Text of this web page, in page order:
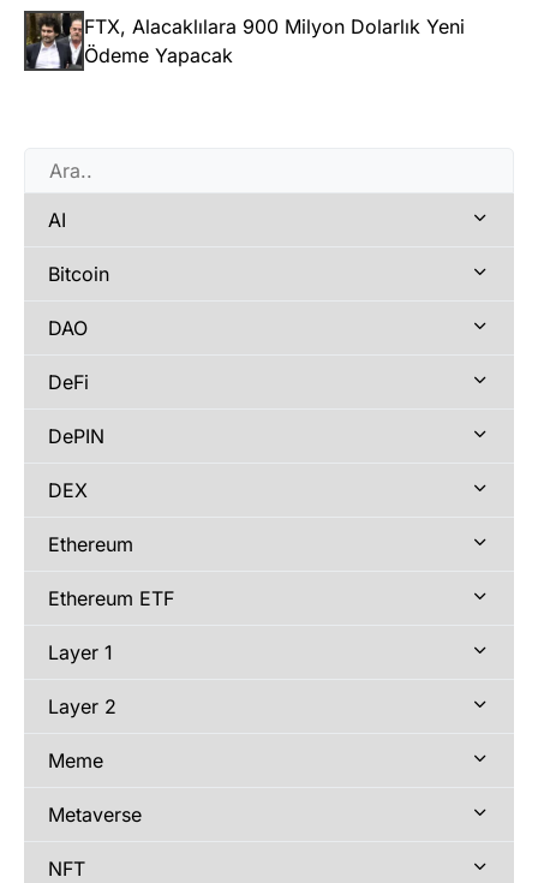
FTX, Alacaklılara 900 Milyon Dolarlık Yeni
Ödeme Yapacak
AI
Bitcoin
DAO
DeFi
DePIN
DEX
Ethereum
Ethereum ETF
Layer 1
Layer 2
Meme
Metaverse
NFT